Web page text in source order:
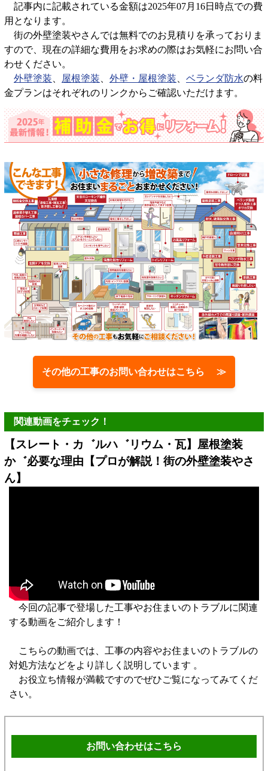
記事内に記載されている金額は2025年07月16日時点での費
用となります。
街の外壁塗装やさんでは無料でのお見積りを承っておりま
すので、現在の詳細な費用をお求めの際はお気軽にお問い合
わせください。
外壁塗装
屋根塗装 外壁・屋根塗装 ベランダ防水の料
金プランはそれぞれのリンクからご確認いただけます。
その他の工事のお問い合わせはこちら ≫
関連動画をチェック！
【スレート・カ゛ルハ゛リウム・瓦】屋根塗装
か゛必要な理由【プロが解説！街の外壁塗装やさ
ん】
今回の記事で登場した工事やお住まいのトラブルに関連
する動画をご紹介します！
こちらの動画では、工事の内容やお住まいのトラブルの
対処方法などをより詳しく説明しています 。
お役立ち情報が満載ですのでぜひご覧になってみてくだ
さい。
お問い合わせはこちら